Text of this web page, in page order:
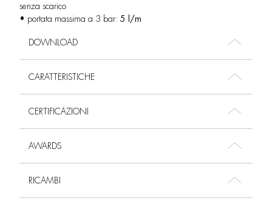
senza scarico
• portata massima a 3 bar: 5 l/m
DOWNLOAD
CARATTERISTICHE
CERTIFICAZIONI
AWARDS
RICAMBI